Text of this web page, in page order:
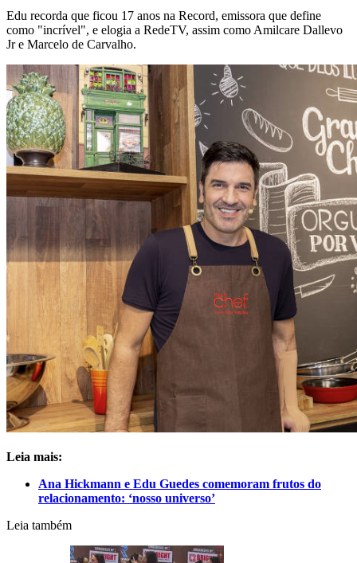
Edu recorda que ficou 17 anos na Record, emissora que define
como "incrível", e elogia a RedeTV, assim como Amilcare Dallevo
Jr e Marcelo de Carvalho.
Leia mais:
Ana Hickmann e Edu Guedes comemoram frutos do
relacionamento: ‘nosso universo’
Leia também